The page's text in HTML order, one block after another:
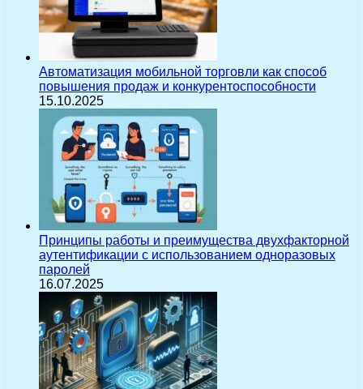
Автоматизация мобильной торговли как способ
повышения продаж и конкурентоспособности
15.10.2025
Принципы работы и преимущества двухфакторной
аутентификации с использованием одноразовых
паролей
16.07.2025